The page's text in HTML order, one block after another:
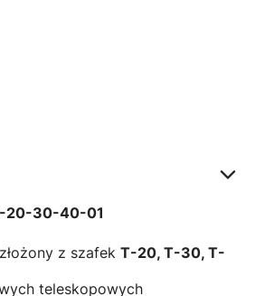
20-30-40-01
z szafek T-20, T-30, T-
teleskopowych